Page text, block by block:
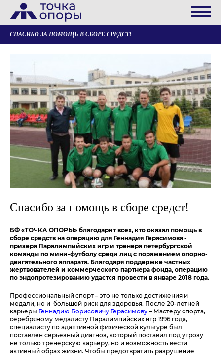
СПАСИБО ЗА ПОМОЩЬ В СБОРЕ СРЕДСТ!
Спасибо за помощь в сборе средст!
БФ «ТОЧКА ОПОРЫ» благодарит всех, кто оказал помощь в
сборе средств на операцию для Геннадия Герасимова -
призера Паралимпийских игр и тренера петербургской
команды по мини-футболу среди лиц с поражением опорно-
двигательного аппарата. Благодаря поддержке частных
жертвователей и коммерческого партнера фонда, операцию
по эндопротезированию удастся провести в январе 2018 года.
Профессиональный спорт – это не только достижения и
медали, но и большой риск для здоровья. После 20-летней
карьеры Геннадию Борисовичу Герасимову– Мастеру спорта,
серебряному медалисту Паралимпийских игр 1996 года,
специалисту по адаптивной физической культуре был
поставлен серьезный диагноз, который поставил под угрозу
не только тренерскую карьеру, но и возможность вести
активный образ жизни. Чтобы предотвратить разрушение